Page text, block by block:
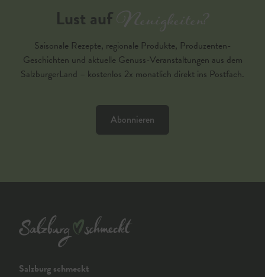
Lust aufNeuigkeiten?
Saisonale Rezepte, regionale Produkte, Produzenten-
Geschichten und aktuelle Genuss-Veranstaltungen aus dem
SalzburgerLand – kostenlos 2x monatlich direkt ins Postfach.
Abonnieren
Salzburg schmeckt